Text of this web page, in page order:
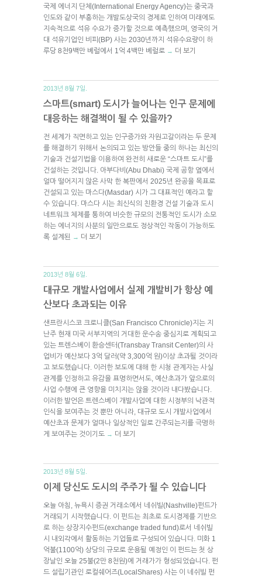
국제 에너지 단체(International Energy Agency)는 중국과
인도와 같이 부흥하는 개발도상국의 경제로 인하여 미래에도
지속적으로 석유 수요가 증가할 것으로 예측했으며, 영국의 거
대 석유기업인 비피(BP) 사는 2030년까지 석유수요량이 하
루당 8천9백만 베럴에서 1억 4백만 베럴로 → 더 보기
2013년 8월 7일.
스마트(smart) 도시가 늘어나는 인구 문제에
대응하는 해결책이 될 수 있을까?
전 세계가 직면하고 있는 인구증가와 자원고갈이라는 두 문제
를 해결하기 위해서 논의되고 있는 방안들 중의 하나는 최신의
기술과 건설기법을 이용하여 완전히 새로운 “스마트 도시”를
건설하는 것입니다. 아부다비(Abu Dhabi) 국제 공항 옆에서
얼마 떨어지지 않은 사막 한 복판에서 2025년 완공을 목표로
건설되고 있는 마스다(Masdar) 시가 그 대표적인 예라고 할
수 있습니다. 마스다 시는 최신식의 친환경 건설 기술과 도시
네트워크 체제를 통하여 비슷한 규모의 전통적인 도시가 소모
하는 에너지의 사분의 일만으로도 정상적인 작동이 가능하도
록 설계된 → 더 보기
2013년 8월 6일.
대규모 개발사업에서 실제 개발비가 항상 예
산보다 초과되는 이유
샌프란시스코 크로니클(San Francisco Chronicle)지는 지
난주 현재 미국 서부지역의 거대한 운수송 중심지로 계획되고
있는 트렌스베이 환승센터(Transbay Transit Center)의 사
업비가 예산보다 3억 달러(약 3,300억 원)이상 초과될 것이라
고 보도했습니다. 이러한 보도에 대해 한 시청 관계자는 사실
관계를 인정하고 유감을 표명하면서도, 예산초과가 앞으로의
사업 수행에 큰 영향을 미치지는 않을 것이라 내다봤습니다.
이러한 발언은 트렌스베이 개발사업에 대한 시정부의 낙관적
인식을 보여주는 것 뿐만 아니라, 대규모 도시 개발사업에서
예산초과 문제가 얼마나 일상적인 일로 간주되는지를 극명하
게 보여주는 것이기도 → 더 보기
2013년 8월 5일.
이제 당신도 도시의 주주가 될 수 있습니다
오늘 아침, 뉴욕시 증권 거래소에서 네쉬빌(Nashville)펀드가
거래되기 시작했습니다. 이 펀드는 최초로 도시경제를 기반으
로 하는 상장지수펀드(exchange traded fund)로서 네쉬빌
시 내외각에서 활동하는 기업들로 구성되어 있습니다. 미화 1
억불(1100억) 상당의 규모로 운용될 예정인 이 펀드는 첫 상
장날인 오늘 25불(2만 8천원)에 거래가가 형성되었습니다. 펀
드 설립기관인 로컬쉐어즈(LocalShares) 사는 이 네쉬빌 펀